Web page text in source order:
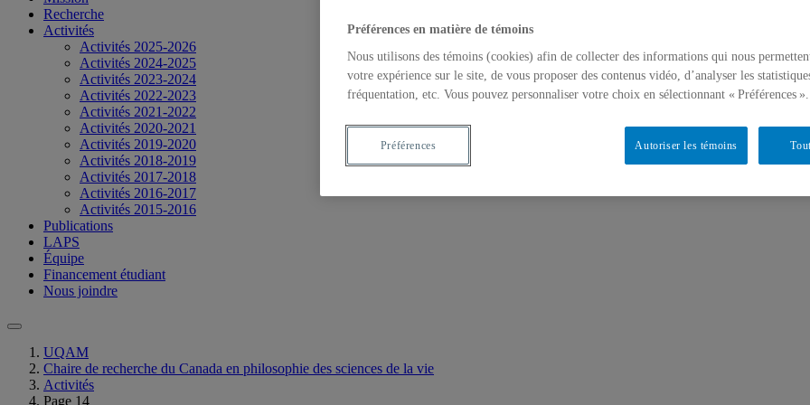
Recherche
Activités
Activités 2025-2026
Activités 2024-2025
Activités 2023-2024
Activités 2022-2023
Activités 2021-2022
Activités 2020-2021
Activités 2019-2020
Activités 2018-2019
Activités 2017-2018
Activités 2016-2017
Activités 2015-2016
Publications
LAPS
Équipe
Financement étudiant
Nous joindre
UQAM
Chaire de recherche du Canada en philosophie des sciences de la vie
Activités
Page 14
Préférences en matière de témoins
Nous utilisons des témoins (cookies) afin de collecter des informations qui nous
votre expérience sur le site, de vous proposer des contenus vidéo, d’analyser les
fréquentation, etc. Vous pouvez personnaliser votre choix en sélectionnant « Préférences ».
Autoriser les témoins
Préférences